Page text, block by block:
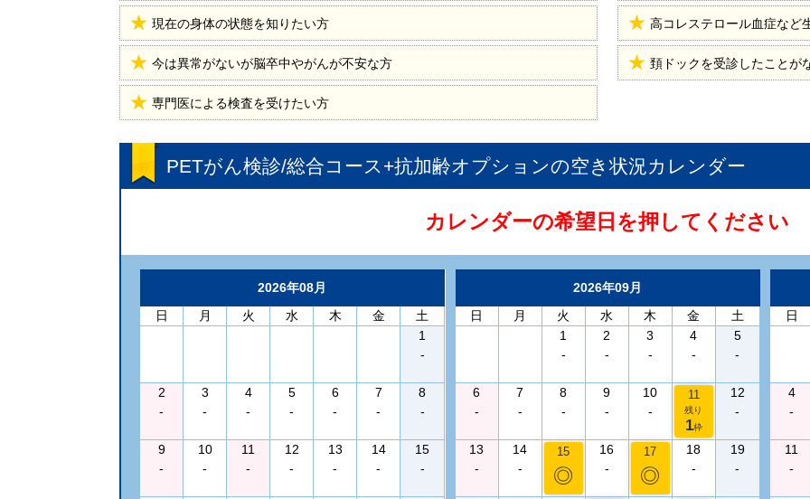
現在の身体の状態を知りたい方 高コレステロール血症など
今は異常がないが脳卒中やがんが不安な方 頚ドックを受診したことが
専門医による検査を受けたい方
PETがん検診/総合コース+抗加齢オプションの空き状況カレンダー
カレンダーの希望日を押してください
2026年08月
日
月 火 水 木 金
土
1
-
2
-
3
-
4
-
5
-
6
-
7
-
8
-
9
-
10
-
11
-
12
-
13
-
14
-
15
-
2026年09月
日
月 火 水 木 金
土
1
-
2
-
3
-
4
-
5
-
6
-
7
-
8
-
9
-
10
-
11
残り
1枠
12
-
13
-
14
-
15
◎
16
-
17
◎
18
-
19
-
日
4
-
11
-